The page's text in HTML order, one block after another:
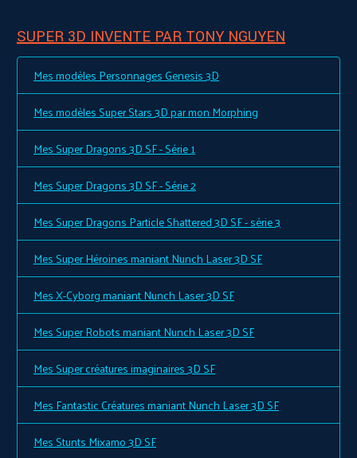
SUPER 3D INVENTE PAR TONY NGUYEN
Mes modèles Personnages Genesis 3D
Mes modèles Super Stars 3D par mon Morphing
Mes Super Dragons 3D SF - Série 1
Mes Super Dragons 3D SF - Série 2
Mes Super Dragons Particle Shattered 3D SF - série 3
Mes Super Héroines maniant Nunch Laser 3D SF
Mes X-Cyborg maniant Nunch Laser 3D SF
Mes Super Robots maniant Nunch Laser 3D SF
Mes Super créatures imaginaires 3D SF
Mes Fantastic Créatures maniant Nunch Laser 3D SF
Mes Stunts Mixamo 3D SF